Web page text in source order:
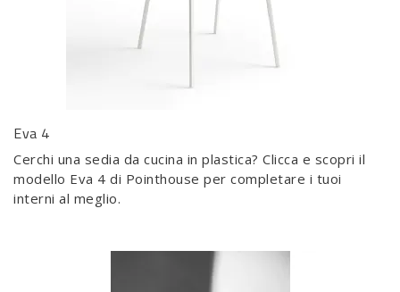
Eva 4
Cerchi una sedia da cucina in plastica? Clicca e scopri il
modello Eva 4 di Pointhouse per completare i tuoi
interni al meglio.